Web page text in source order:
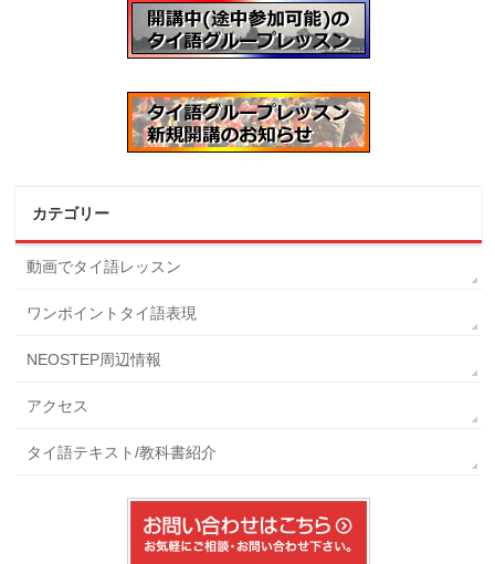
カテゴリー
動画でタイ語レッスン
ワンポイントタイ語表現
NEOSTEP周辺情報
アクセス
タイ語テキスト/教科書紹介